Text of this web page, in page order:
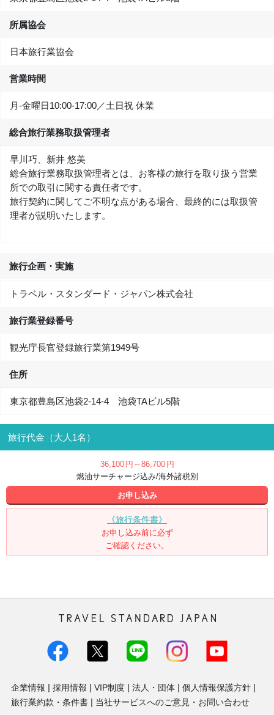
所属協会
日本旅行業協会
営業時間
月-金曜日10:00‐17:00／土日祝 休業
総合旅行業務取扱管理者
早川巧、新井 悠美
総合旅行業務取扱管理者とは、お客様の旅行を取り扱う営業
所での取引に関する責任者です。
旅行契約に関してご不明な点がある場合、最終的には取扱管
理者が説明いたします。
旅行企画・実施
トラベル・スタンダード・ジャパン株式会社
旅行業登録番号
観光庁長官登録旅行業第1949号
住所
東京都豊島区池袋2-14-4 池袋TAビル5階
旅行代金（大人1名）
36,100 円 ～86,700 円
燃油サーチャージ込み/海外諸税別
お申し込み
《旅行条件書》
お申し込み前に必ず
ご確認ください。
式会社
企業情報 採用情報 VIP制度 法人・団体
個人情報保護方針
旅行業約款・条件書
当社サービスへのご意見・お問い合わせ